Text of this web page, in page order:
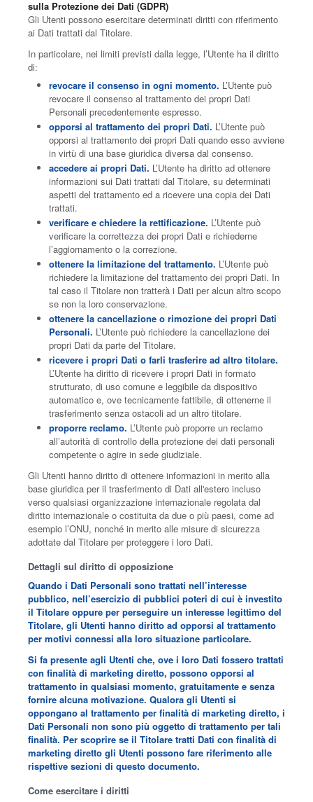
sulla Protezione dei Dati (GDPR)
Gli Utenti possono esercitare determinati diritti con riferimento
ai Dati trattati dal Titolare.
In particolare, nei limiti previsti dalla legge, l’Utente ha il diritto
di:
revocare il consenso in ogni momento. L’Utente può
revocare il consenso al trattamento dei propri Dati
Personali precedentemente espresso.
opporsi al trattamento dei propri Dati. L’Utente può
opporsi al trattamento dei propri Dati quando esso avviene
in virtù di una base giuridica diversa dal consenso.
accedere ai propri Dati. L’Utente ha diritto ad ottenere
informazioni sui Dati trattati dal Titolare, su determinati
aspetti del trattamento ed a ricevere una copia dei Dati
trattati.
verificare e chiedere la rettificazione. L’Utente può
verificare la correttezza dei propri Dati e richiederne
l’aggiornamento o la correzione.
ottenere la limitazione del trattamento. L’Utente può
richiedere la limitazione del trattamento dei propri Dati. In
tal caso il Titolare non tratterà i Dati per alcun altro scopo
se non la loro conservazione.
ottenere la cancellazione o rimozione dei propri Dati
Personali. L’Utente può richiedere la cancellazione dei
propri Dati da parte del Titolare.
ricevere i propri Dati o farli trasferire ad altro titolare.
L’Utente ha diritto di ricevere i propri Dati in formato
strutturato, di uso comune e leggibile da dispositivo
automatico e, ove tecnicamente fattibile, di ottenerne il
trasferimento senza ostacoli ad un altro titolare.
proporre reclamo. L’Utente può proporre un reclamo
all’autorità di controllo della protezione dei dati personali
competente o agire in sede giudiziale.
Gli Utenti hanno diritto di ottenere informazioni in merito alla
base giuridica per il trasferimento di Dati all'estero incluso
verso qualsiasi organizzazione internazionale regolata dal
diritto internazionale o costituita da due o più paesi, come ad
esempio l’ONU, nonché in merito alle misure di sicurezza
adottate dal Titolare per proteggere i loro Dati.
Dettagli sul diritto di opposizione
Quando i Dati Personali sono trattati nell’interesse
pubblico, nell’esercizio di pubblici poteri di cui è investito
il Titolare oppure per perseguire un interesse legittimo del
Titolare, gli Utenti hanno diritto ad opporsi al trattamento
per motivi connessi alla loro situazione particolare.
Si fa presente agli Utenti che, ove i loro Dati fossero trattati
con finalità di marketing diretto, possono opporsi al
trattamento in qualsiasi momento, gratuitamente e senza
fornire alcuna motivazione. Qualora gli Utenti si
oppongano al trattamento per finalità di marketing diretto, i
Dati Personali non sono più oggetto di trattamento per tali
finalità. Per scoprire se il Titolare tratti Dati con finalità di
marketing diretto gli Utenti possono fare riferimento alle
rispettive sezioni di questo documento.
Come esercitare i diritti